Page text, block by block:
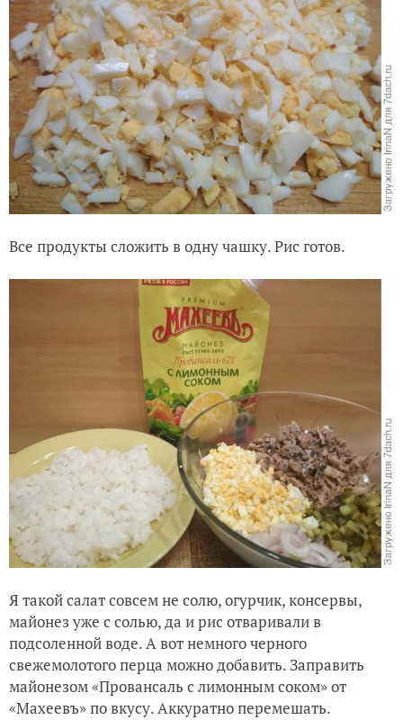
Все продукты сложить в одну чашку. Рис готов.
Я такой салат совсем не солю, огурчик, консервы,
майонез уже с солью, да и рис отваривали в
подсоленной воде. А вот немного черного
свежемолотого перца можно добавить. Заправить
майонезом «Провансаль с лимонным соком» от
«Махеевъ» по вкусу. Аккуратно перемешать.